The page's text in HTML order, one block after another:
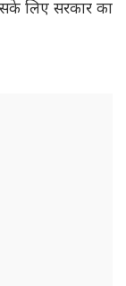
लिए सरकार का